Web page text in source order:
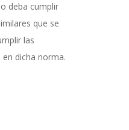
deba cumplir
que se
las
dicha norma.